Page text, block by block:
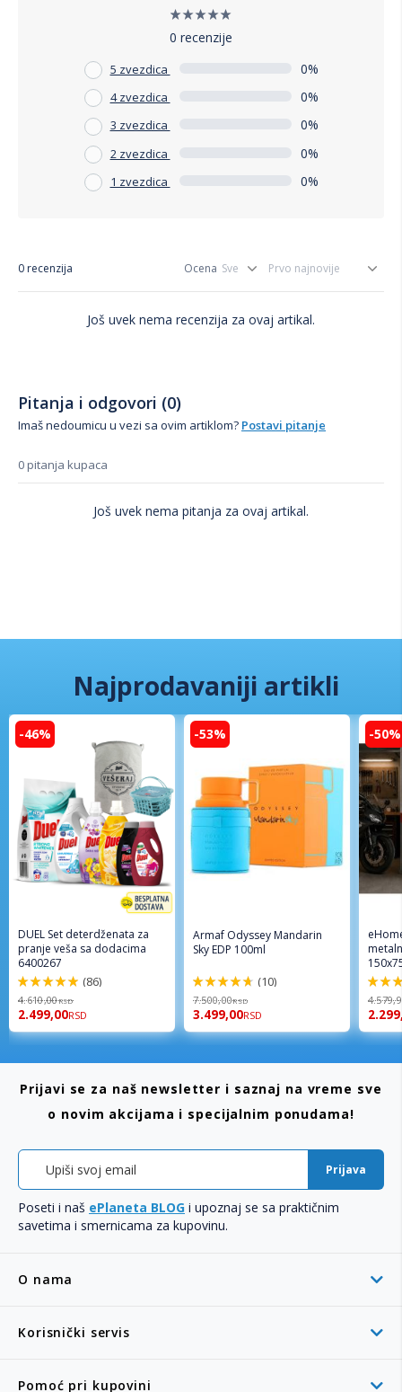
0 recenzije
5 zvezdica 0%
4 zvezdica 0%
3 zvezdica 0%
2 zvezdica 0%
1 zvezdica 0%
0 recenzija Ocena
Još uvek nema recenzija za ovaj artikal.
Pitanja i odgovori (0)
Imaš nedoumicu u vezi sa ovim artiklom? Postavi pitanje
0 pitanja kupaca
Još uvek nema pitanja za ovaj artikal.
Najprodavaniji artikli
-46%
DUEL Set deterdženata za
pranje veša sa dodacima
6400267
98%
(86)
4.610,00RSD
2.499,00RSD
-53%
Armaf Odyssey Mandarin
Sky EDP 100ml
94%
(10)
7.500,00RSD
3.499,00RSD
-50%
96%
O nama
Korisnički servis
Pomoć pri kupovini
Prijavi se za naš newsletter i saznaj na vreme sve
o novim akcijama i specijalnim ponudama!
Prijava
Poseti i naš ePlaneta BLOG i upoznaj se sa praktičnim
savetima i smernicama za kupovinu.